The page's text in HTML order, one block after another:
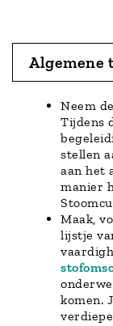
Algemene
Neem
Tijdens
stellen
aan het
manier
Maak,
lijstje
komen.